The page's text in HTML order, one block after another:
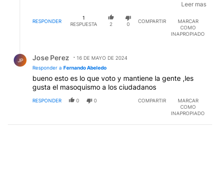
Dificilmente personas con tamaños anteojeras que
impiden poder contemplar una realidad que es mucho
más amplia , pueda llevarnos a sanos destinos.
Leer mas
RESPONDER
1
RESPUESTA
2 0
COMPARTIR
MARCAR
COMO
INAPROPIADO
JP Jose Perez
16 DE MAYO DE 2024
Responder a Fernando Abeledo
bueno esto es lo que voto y mantiene la gente ,les
gusta el masoquismo a los ciudadanos
RESPONDER 0 0 COMPARTIR
MARCAR
COMO
INAPROPIADO